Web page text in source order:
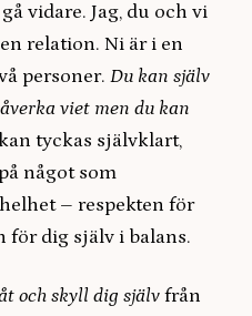
vidare. Jag, du och vi
relation. Ni är i en
personer. Du kan själv
viet men du kan
tyckas självklart,
något som
– respekten för
för dig själv i balans.
och skyll dig självfrån